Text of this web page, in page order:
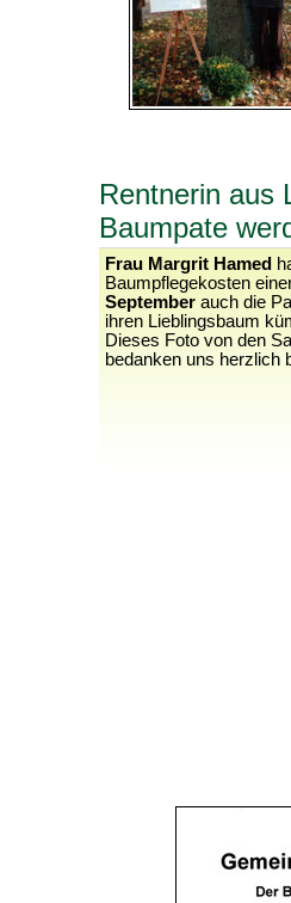
Rentnerin aus
Baumpate
Frau Margrit Hamed
Baumpflegekosten
Septemberauch die
ihren Lieblingsbaum
Dieses Foto von den
bedanken uns herzlich